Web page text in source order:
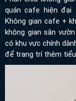
quán cafe hiện đại
Không gian cafe +
không gian sân
có khu vực chính
để trang trí thêm